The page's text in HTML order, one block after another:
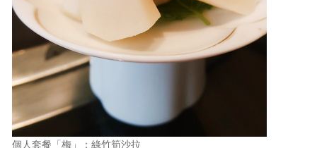
個人套餐「梅」：綠竹筍沙拉